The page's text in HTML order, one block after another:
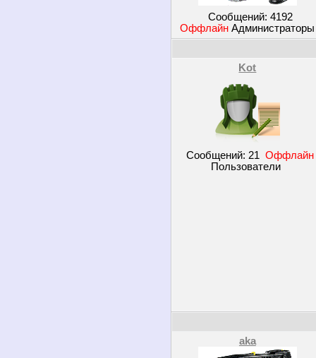
Сообщений: 4192
Оффлайн Администраторы
Kot
Сообщений: 21 Оффлайн
Пользователи
aka